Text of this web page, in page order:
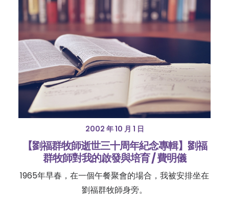
2002 年 10 月 1 日
【劉福群牧師逝世三十周年紀念專輯】劉福
群牧師對我的啟發與培育 / 費明儀
1965年早春，在一個午餐聚會的場合，我被安排坐在
劉福群牧師身旁。